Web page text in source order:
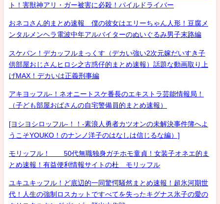
ト！害獣神アリ・ガー被害に必殺！パイルドライバー
おネコさん的まとめ速報 僕の彼女はエリーちゃん人形！豆腐メ
ンタルメンヘラ電波中年アルバイターのぬいぐるみ男子末路編
スケバン！デカッフルまっくす（デカい強い2次元嫁だいすき子
供部屋おじさんヒロシ之古惑仔的まとめ速報）話題な動画取り上
げMAX！デカいは正義刑事編
アキヨッフル-！ネオニートスケ番長のエキストラ芸能情報局！
（子ども部屋おばさんの自宅警備員的まとめ速報）
[ヨシヨシロッフル-！！-素浪人勇者カツオンの未解決事件簿へよ
うこそYOUKO！のナンノ洋子のはなしは信じるな編）]
モリッフル！ 50代無職独身ガチホモ童貞！女装子オネエ的ま
とめ速報！有益便利情報サイトの杜 モリッフル
ユキユキッフル！ど底辺的一同驚愕騒然まとめ速報！超氷河期世
代！人生の強制ロスカットですべてを失ったキグナス氷子の愛の